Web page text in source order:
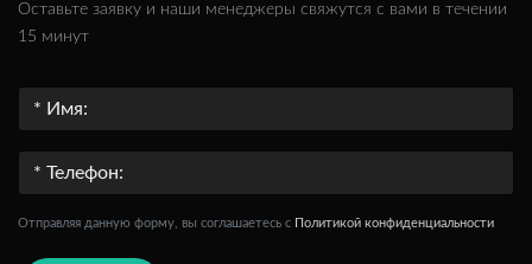
Оставьте заявку и наши менеджеры свяжутся с вами в течении
15 минут
Отправляя данную форму, вы соглашаетесь c Политикой конфиденциальности